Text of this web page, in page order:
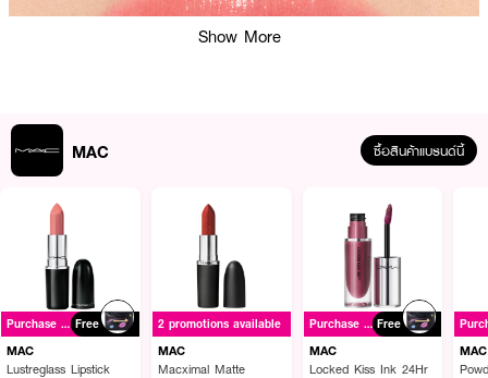
ผลลัพธ์ที่ได้:
สัมผัสความอัศจรรย์ของสีสันที่เปลี่ยนไปตามเอกลักษณ์เฉพาะตัวคุณ มอบฟินิชที่ดู
ฉ่ำวาวและระเรื่อสุขภาพดี อุดมด้วยส่วนผสมจากธรรมชาติถึง 91% อาทิ น้ำมัน
Show More
MAC ซื้อสินค้าแบรนด์นี้
Purchase ฿1500+ Free
MAC
Lustreglass Lipstick
2 promotions available
MAC
Macximal Matte
Purchase ฿1500+ Free
MAC
Locked Kiss Ink 24Hr
MAC